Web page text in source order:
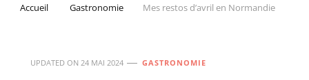
Accueil Gastronomie Mes restos d’avril en Normandie
UPDATED ON 24 MAI 2024 GASTRONOMIE